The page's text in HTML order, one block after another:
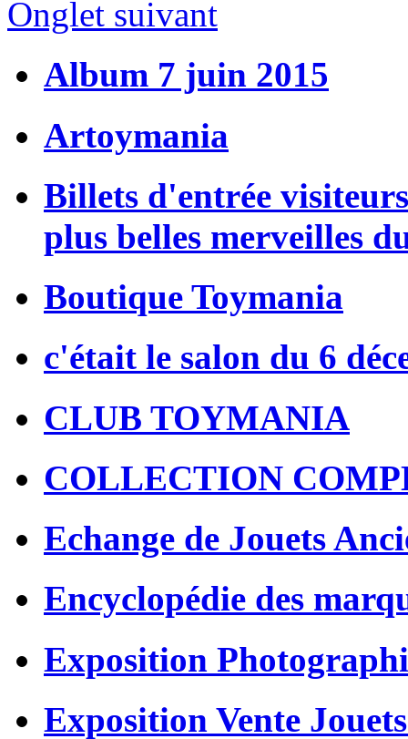
Onglet suivant
Album 7 juin 2015
Artoymania
Billets d'entrée
plus belles merveilles
Boutique Toymania
c'était le salon du 6
CLUB TOYMANIA
COLLECTION
Echange de Jouets
Encyclopédie des
Exposition
Exposition Vente